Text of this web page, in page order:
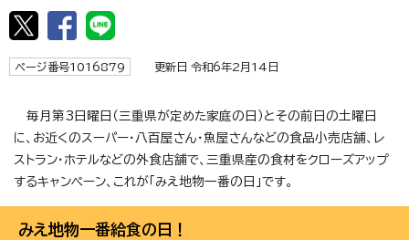
ページ番号1016879 更新日 令和6年2月14日
毎月第3日曜日（三重県が定めた家庭の日）とその前日の土曜日
に、お近くのスーパー・八百屋さん・魚屋さんなどの食品小売店舗、レ
ストラン・ホテルなどの外食店舗で、三重県産の食材をクローズアップ
するキャンペーン、これが「みえ地物一番の日」です。
みえ地物一番給食の日！